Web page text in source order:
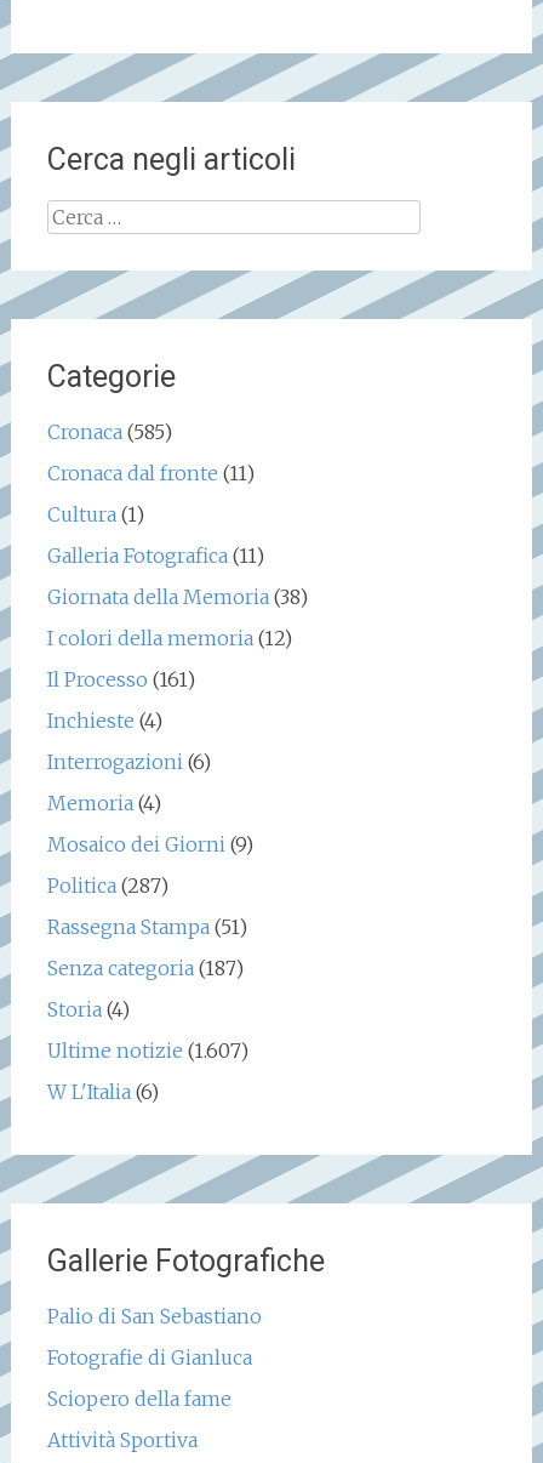
Cerca negli articoli
Ricerca
per:
Categorie
Cronaca (585)
Cronaca dal fronte (11)
Cultura (1)
Galleria Fotografica (11)
Giornata della Memoria (38)
I colori della memoria (12)
Il Processo (161)
Inchieste (4)
Interrogazioni (6)
Memoria (4)
Mosaico dei Giorni (9)
Politica (287)
Rassegna Stampa (51)
Senza categoria (187)
Storia (4)
Ultime notizie (1.607)
W L'Italia (6)
Gallerie Fotografiche
Palio di San Sebastiano
Fotografie di Gianluca
Sciopero della fame
Attività Sportiva